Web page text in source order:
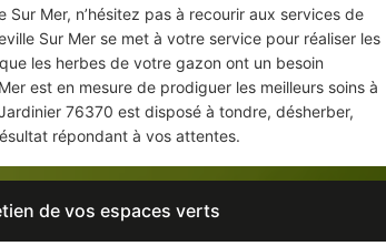
Sur Mer, n’hésitez pas à recourir aux services de
Sur Mer se met à votre service pour réaliser les
les herbes de votre gazon ont un besoin
est en mesure de prodiguer les meilleurs soins à
76370 est disposé à tondre, désherber,
répondant à vos attentes.
de vos espaces verts